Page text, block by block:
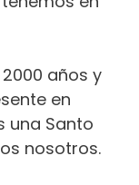
años y
en
una Santo
nosotros.